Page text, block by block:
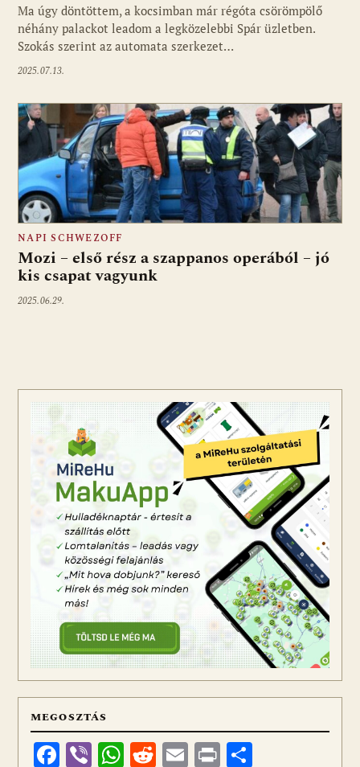
Ma úgy döntöttem, a kocsimban már régóta csörömpölő
néhány palackot leadom a legközelebbi Spár üzletben.
Szokás szerint az automata szerkezet…
2025.07.13.
NAPI SCHWEZOFF
Mozi – első rész a szappanos operából – jó
kis csapat vagyunk
2025.06.29.
MEGOSZTÁS
Facebook
ViberWhatsApp
Reddit
Email
Print